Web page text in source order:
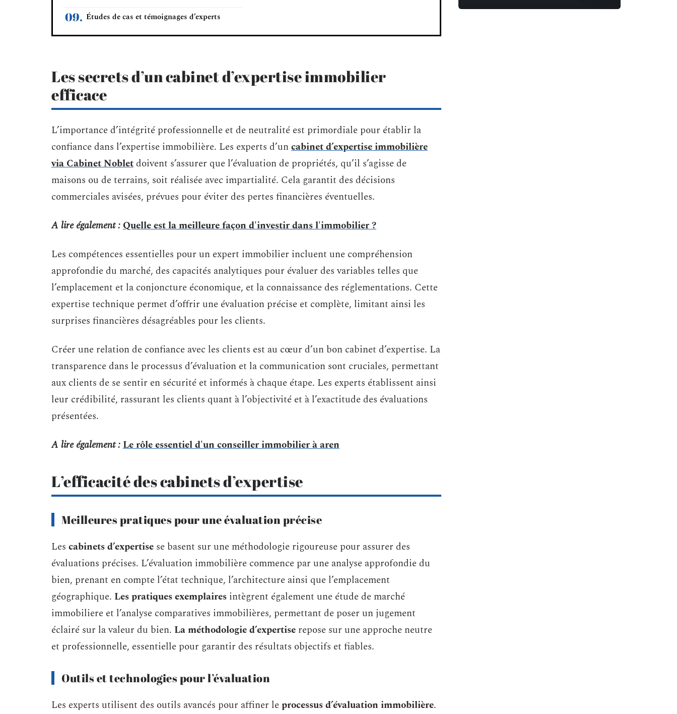
Études de cas et témoignages d’experts
Les secrets d’un cabinet d’expertise immobilier
efficace
L’importance d’intégrité professionnelle et de neutralité est primordiale pour établir la
confiance dans l’expertise immobilière. Les experts d’uncabinet d’expertise immobilière
via Cabinet Nobletdoivent s’assurer que l’évaluation de propriétés, qu’il s’agisse de
maisons ou de terrains, soit réalisée avec impartialité. Cela garantit des décisions
commerciales avisées, prévues pour éviter des pertes financières éventuelles.
A lire également :Quelle est la meilleure façon d'investir dans l'immobilier ?
Les compétences essentielles pour un expert immobilier incluent une compréhension
approfondie du marché, des capacités analytiques pour évaluer des variables telles que
l’emplacement et la conjoncture économique, et la connaissance des réglementations. Cette
expertise technique permet d’offrir une évaluation précise et complète, limitant ainsi les
surprises financières désagréables pour les clients.
Créer une relation de confiance avec les clients est au cœur d’un bon cabinet d’expertise. La
transparence dans le processus d’évaluation et la communication sont cruciales, permettant
aux clients de se sentir en sécurité et informés à chaque étape. Les experts établissent ainsi
leur crédibilité, rassurant les clients quant à l’objectivité et à l’exactitude des évaluations
présentées.
A lire également :Le rôle essentiel d'un conseiller immobilier à aren
L’efficacité des cabinets d’expertise
Meilleures pratiques pour une évaluation précise
Les cabinets d’expertise se basent sur une méthodologie rigoureuse pour assurer des
évaluations précises. L’évaluation immobilière commence par une analyse approfondie du
bien, prenant en compte l’état technique, l’architecture ainsi que l’emplacement
géographique. Les pratiques exemplaires intègrent également une étude de marché
immobiliere et l’analyse comparatives immobilières, permettant de poser un jugement
éclairé sur la valeur du bien. La méthodologie d’expertise repose sur une approche neutre
et professionnelle, essentielle pour garantir des résultats objectifs et fiables.
Outils et technologies pour l’évaluation
Les experts utilisent des outils avancés pour affiner leprocessus d’évaluation immobilière.